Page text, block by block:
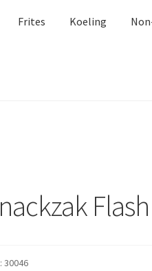
Frites Koeling
30046